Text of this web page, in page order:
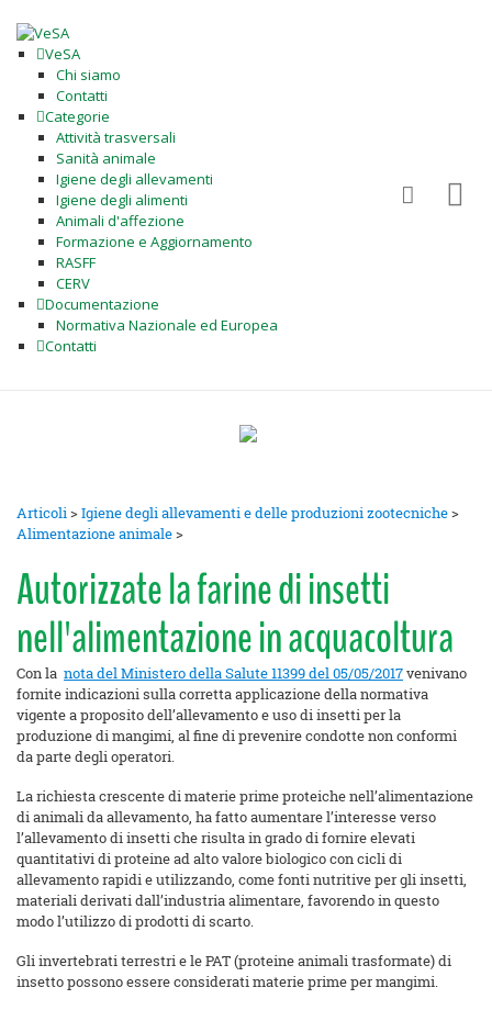
VeSA
Chi siamo
Contatti
Categorie
Attività trasversali
Sanità animale
Igiene degli allevamenti
Igiene degli alimenti
Animali d'affezione
Formazione e Aggiornamento
RASFF
CERV
Documentazione
Normativa Nazionale ed Europea
Contatti
Articoli>Igiene degli allevamenti e delle produzioni zootecniche>
Alimentazione animale>
Autorizzate la farine di insetti
nell'alimentazione in acquacoltura
Con la nota del Ministero della Salute 11399 del 05/05/2017venivano
fornite indicazioni sulla corretta applicazione della normativa
vigente a proposito dell’allevamento e uso di insetti per la
produzione di mangimi, al fine di prevenire condotte non conformi
da parte degli operatori.
La richiesta crescente di materie prime proteiche nell’alimentazione
di animali da allevamento, ha fatto aumentare l’interesse verso
l’allevamento di insetti che risulta in grado di fornire elevati
quantitativi di proteine ad alto valore biologico con cicli di
allevamento rapidi e utilizzando, come fonti nutritive per gli insetti,
materiali derivati dall’industria alimentare, favorendo in questo
modo l’utilizzo di prodotti di scarto.
Gli invertebrati terrestri e le PAT (proteine animali trasformate) di
insetto possono essere considerati materie prime per mangimi.